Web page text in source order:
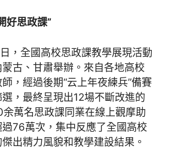
好思政課”
，全國高校思政課教學展現活動
古、甘肅舉辦。來自各地高校
，經過後期“云上年夜練兵”備賽
，最終呈現出12場不斷改進的
萬名思政課同業在線上觀摩助
76萬次，集中反應了全國高校
出精力風貌和教學建設結果。